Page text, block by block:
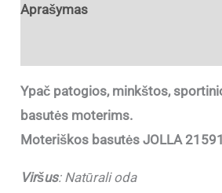
Aprašymas
Ypač patogios, minkštos,
basutės moterims.
Moteriškos basutės JOLLA
Viršus: Natūrali oda